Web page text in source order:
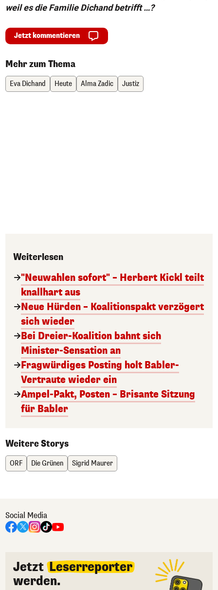
weil es die Familie Dichand betrifft …?
Jetzt kommentieren
Mehr zum Thema
Eva Dichand Heute Alma Zadic Justiz
Weiterlesen
"Neuwahlen sofort" – Herbert Kickl teilt
knallhart aus
Neue Hürden – Koalitionspakt verzögert
sich wieder
Bei Dreier-Koalition bahnt sich
Minister-Sensation an
Fragwürdiges Posting holt Babler-
Vertraute wieder ein
Ampel-Pakt, Posten – Brisante Sitzung
für Babler
Weitere Storys
ORF Die Grünen Sigrid Maurer
Social Media
Jetzt Leserreporter
werden.